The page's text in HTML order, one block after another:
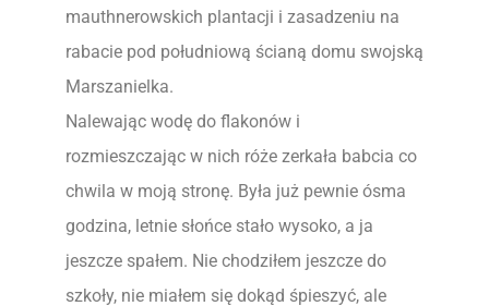
mauthnerowskich plantacji i zasadzeniu na
rabacie pod południową ścianą domu swojską
Marszanielka.
Nalewając wodę do flakonów i
rozmieszczając w nich róże zerkała babcia co
chwila w moją stronę. Była już pewnie ósma
godzina, letnie słońce stało wysoko, a ja
jeszcze spałem. Nie chodziłem jeszcze do
szkoły, nie miałem się dokąd śpieszyć, ale